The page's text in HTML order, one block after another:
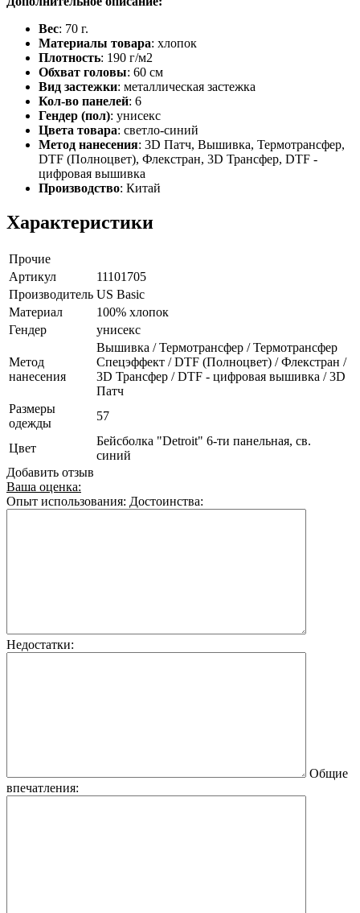
Вес: 70 г.
Материалы товара: хлопок
Плотность: 190 г/м2
Обхват головы: 60 см
Вид застежки: металлическая застежка
Кол-во панелей: 6
Гендер (пол): унисекс
Цвета товара: светло-синий
Метод нанесения: 3D Патч, Вышивка, Термотрансфер,
DTF (Полноцвет), Флекстран, 3D Трансфер, DTF -
цифровая вышивка
Производство: Китай
Характеристики
Прочие
Артикул
11101705
Производитель US Basic
Материал
100% хлопок
Гендер
унисекс
Метод
нанесения
Вышивка / Термотрансфер / Термотрансфер
Спецэффект / DTF (Полноцвет) / Флекстран /
3D Трансфер / DTF - цифровая вышивка / 3D
Патч
Размеры
одежды
57
Цвет
Бейсболка "Detroit" 6-ти панельная, св.
синий
Добавить отзыв
Ваша оценка:
Опыт использования: Достоинства:
Недостатки:
Общие
впечатления: